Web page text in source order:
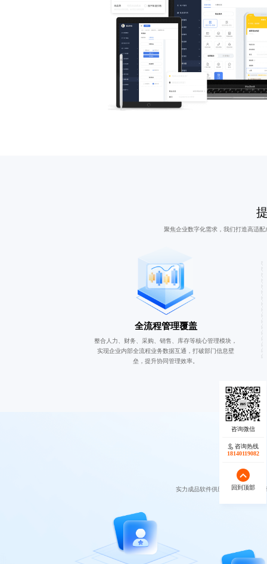
聚焦企业数字化需求，我们打造高适
全流程管理覆盖
整合人力、财务、采购、销售、库存等核心管理模块，
实现企业内部全流程业务数据互通，打破部门信息壁
垒，提升协同管理效率。
实力成品软件供应商，我们的产
咨询热线
18140119082
回到顶部